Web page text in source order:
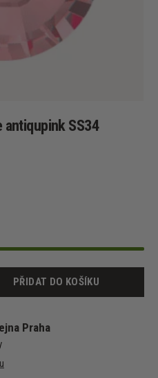
antiqupink SS34
PŘIDAT DO KOŠÍKU
Praha